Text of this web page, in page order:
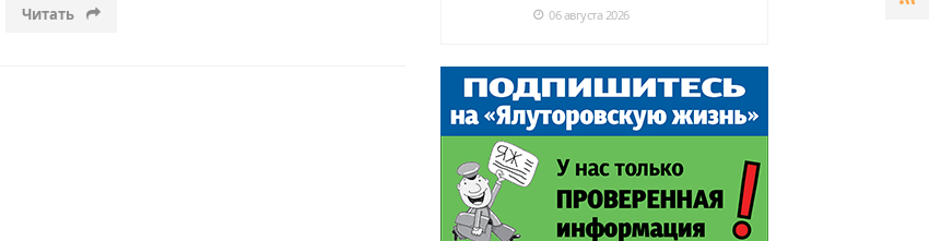
Читать
06 августа 2026